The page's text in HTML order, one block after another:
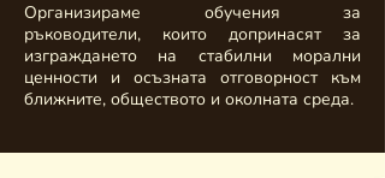
Организираме обучения за
ръководители, които допринасят за
изграждането на стабилни морални
ценности и осъзната отговорност към
ближните, обществото и околната среда.